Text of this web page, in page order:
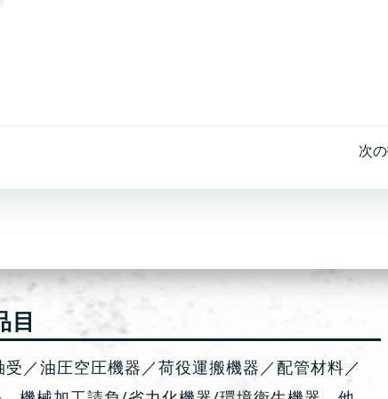
稿
ビ
ゲ
ー
次
目
／油圧空圧機器／荷役運搬機器／配管材料／